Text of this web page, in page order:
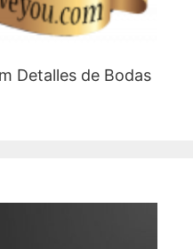
Detalles de Bodas